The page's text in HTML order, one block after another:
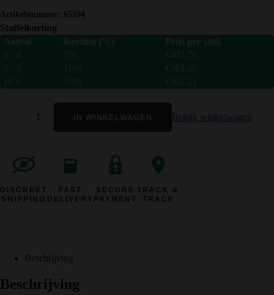
Artikelnummer: 65594
Staffelkorting
Aantal
Korting (%)
Prijs per stuk
3 - 4
5% € 403.70
5 - 9
10% €
382.46
10 +
15% € 361.21
Bekijk winkelwagen
DISCREET
SHIPPING
FAST
DELIVERY
SECURE
PAYMENT
TRACK &
TRACE
Beschrijving
Beschrijving